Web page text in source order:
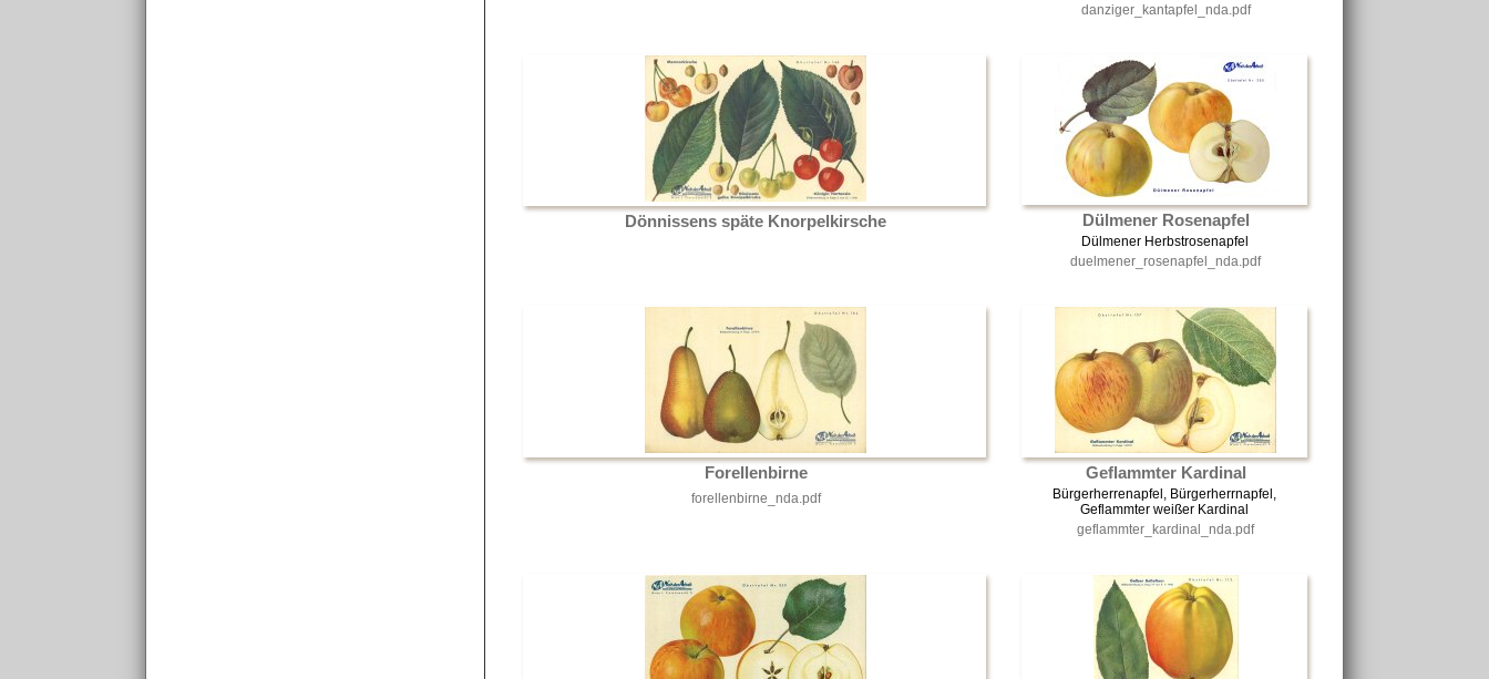
danziger_kantapfel_nda.pdf
Dönnissens späte Knorpelkirsche Dülmener Rosenapfel
Dülmener Herbstrosenapfel
duelmener_rosenapfel_nda.pdf
Forellenbirne
forellenbirne_nda.pdf
Geflammter Kardinal
Bürgerherrenapfel, Bürgerherrnapfel,
Geflammter weißer Kardinal
geflammter_kardinal_nda.pdf